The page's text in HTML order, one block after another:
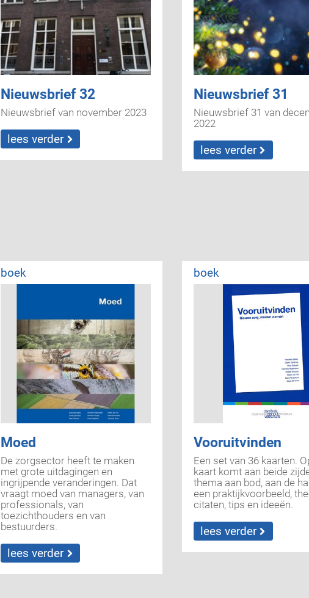
Nieuwsbrief 32
Nieuwsbrief van november 2023
lees verder
Nieuwsbrief 31
Nieuwsbrief 31 van
2022
lees verder
boek
Moed
De zorgsector heeft te maken
met grote uitdagingen en
ingrijpende veranderingen. Dat
vraagt moed van managers, van
professionals, van
toezichthouders en van
bestuurders.
lees verder
boek
Vooruitvinden
Een set van 36 kaarten.
kaart komt aan beide
thema aan bod, aan de
een praktijkvoorbeeld,
citaten, tips en ideeën.
lees verder